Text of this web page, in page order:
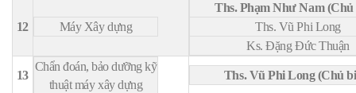
12 Máy Xây dựng
Ths. Phạm Như Nam (Chủ
Ths. Vũ Phi Long
Ks. Đặng Đức Thuận
13
Chẩn đoán, bảo dưỡng kỹ
thuật máy xây dựng
Ths. Vũ Phi Long (Chủ